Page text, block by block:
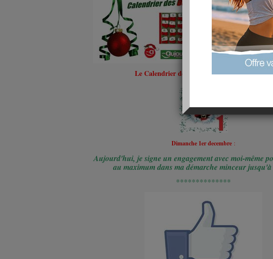
Le Calendrier des Défis Minceurde l'Avent !!
Dimanche 1er decembre :
Aujourd'hui, je signe un engagement avec moi-même
au maximum dans ma démarche minceur
**************